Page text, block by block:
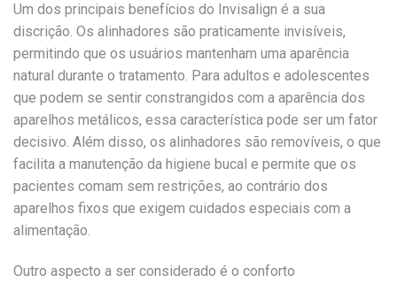
Um dos principais benefícios do Invisalign é a sua
discrição. Os alinhadores são praticamente invisíveis,
permitindo que os usuários mantenham uma aparência
natural durante o tratamento. Para adultos e adolescentes
que podem se sentir constrangidos com a aparência dos
aparelhos metálicos, essa característica pode ser um fator
decisivo. Além disso, os alinhadores são removíveis, o que
facilita a manutenção da higiene bucal e permite que os
pacientes comam sem restrições, ao contrário dos
aparelhos fixos que exigem cuidados especiais com a
alimentação.
Outro aspecto a ser considerado é o conforto